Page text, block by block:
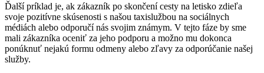
Ďalší príklad je, ak zákazník po skončení cesty na letisko zdieľa
svoje pozitívne skúsenosti s našou taxislužbou na sociálnych
médiách alebo odporučí nás svojim známym. V tejto fáze by sme
mali zákazníka oceniť za jeho podporu a možno mu dokonca
ponúknuť nejakú formu odmeny alebo zľavy za odporúčanie našej
služby.